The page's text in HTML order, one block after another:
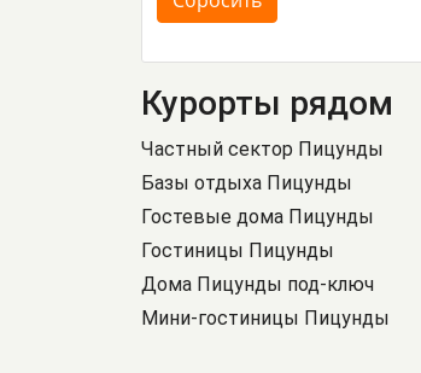
Курорты рядом
Частный сектор Пицунды
Базы отдыха Пицунды
Гостевые дома Пицунды
Гостиницы Пицунды
Дома Пицунды под-ключ
Мини-гостиницы Пицунды